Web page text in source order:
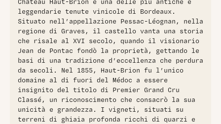
lime, insieme a sentori minerali e un delicato aroma di erbe
aromatiche come rosmarino e salvia. Al palato si presenta
equilibrato, con una freschezza vibrante, una struttura
media e una lunga persistenza, caratterizzata da una
piacevole sapidità e note di frutta tropicale e agrumi che ne
esaltano la tensione. L'annata 2020, raccolta tra agosto, ha
favorito una perfetta maturazione delle uve, esaltando la
finezza e l'eleganza tipiche del terroir. Questo bianco fermo
rappresenta l'espressione elegante e raffinata del
produttore Château La Mission Haut-Brion, noto per la cura
artigianale e la tradizione nell'elaborazione di vini di alta
qualità.
Château Haut-Brion è una delle più antiche e
leggendarie tenute vinicole di Bordeaux.
Situato nell’appellazione Pessac-Léognan, nella
regione di Graves, il castello vanta una storia
che risale al XVI secolo, quando il visionario
Jean de Pontac fondò la proprietà, gettando le
basi di una tradizione d’eccellenza che perdura
da secoli. Nel 1855, Haut-Brion fu l’unico
domaine al di fuori del Médoc a essere
insignito del titolo di Premier Grand Cru
Classé, un riconoscimento che consacrò la sua
unicità e grandezza. I vigneti, situati su
terreni di ghiaia profonda ricchi di quarzi e